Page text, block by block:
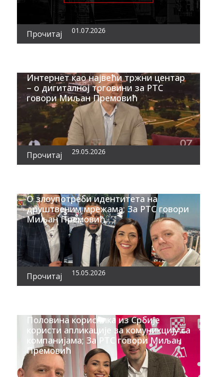
Прочитај 01.07.2026
Интернет као највећи тржни центар
– о дигиталној трговини за РТС
говори Миљан Премовић
Прочитај 29.05.2026
О злоупотреби идентитета на
друштвеним мрежама; За РТС говори
Миљан Премовић
Прочитај 15.05.2026
Половина корисника из Србије
користи апликације за комуникцију са
компанијама; За РТС говори Миљан
Премовић